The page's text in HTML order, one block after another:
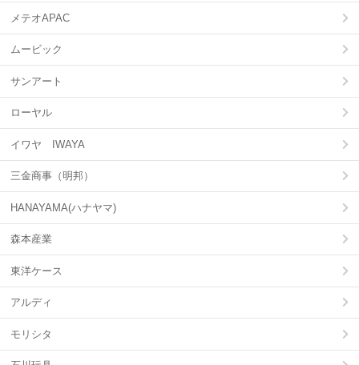
メテオAPAC
ムービック
サンアート
ローヤル
イワヤ IWAYA
三金商事（明邦）
HANAYAMA(ハナヤマ)
森本産業
東洋ケース
アルディ
モリシタ